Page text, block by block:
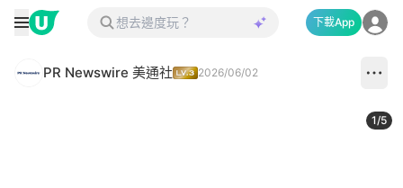
下載App
PR Newswire 美通社 2026/06/02
1/5